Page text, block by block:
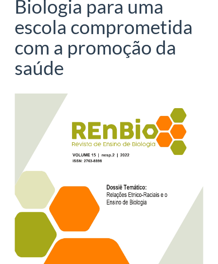
Biologia para uma
escola comprometida
com a promoção da
saúde
lateral
artigos